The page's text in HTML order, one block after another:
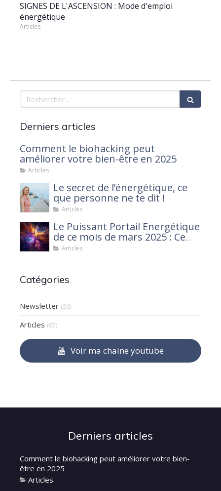
SIGNES DE L'ASCENSION : Mode d'emploi
énergétique
Articles
Rechercher
Derniers articles
Comment le biohacking peut
améliorer votre bien-être en 2025
Articles
Le secret de l’énergétique, ce
que personne ne te dit !
Articles
Le Puissant Portail Énergétique
de ce mois de mars 2025 : Ce
que tu dois savoir
Articles
Catégories
Newsletter (26)
Articles (67)
Voir ma chaine youtube
Derniers articles
Comment le biohacking peut améliorer votre bien-
être en 2025
Articles